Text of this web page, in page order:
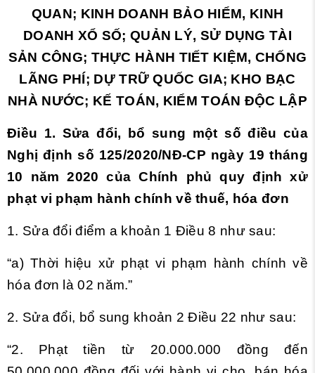
QUAN; KINH DOANH BẢO HIỂM, KINH
DOANH XỔ SỐ; QUẢN LÝ, SỬ DỤNG TÀI
SẢN CÔNG; THỰC HÀNH TIẾT KIỆM, CHỐNG
LÃNG PHÍ; DỰ TRỮ QUỐC GIA; KHO BẠC
NHÀ NƯỚC; KẾ TOÁN, KIỂM TOÁN ĐỘC LẬP
Điều 1. Sửa đổi, bổ sung một số điều của
Nghị định số 125/2020/NĐ-CP ngày 19 tháng
10 năm 2020 của Chính phủ quy định xử
phạt vi phạm hành chính về thuế, hóa đơn
1. Sửa đổiđiểm a khoản 1 Điều 8 như sau:
“a) Thời hiệu xử phạt vi phạm hành chính về
hóa đơn là 02 năm.”
2. Sửa đổi, bổ sung khoản 2 Điều 22 như sau:
“2. Phạt tiền từ 20.000.000 đồng đến